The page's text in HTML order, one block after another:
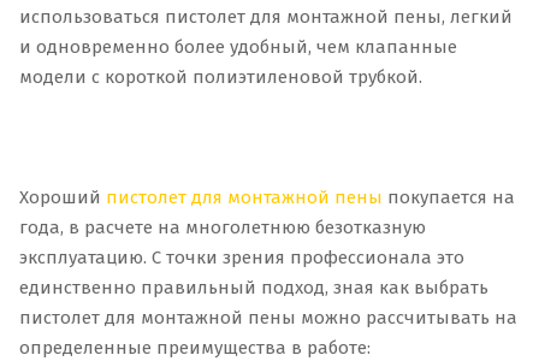
использоваться пистолет для монтажной пены, легкий
и одновременно более удобный, чем клапанные
модели с короткой полиэтиленовой трубкой.
Хороший пистолет для монтажной пены покупается на
года, в расчете на многолетнюю безотказную
эксплуатацию. С точки зрения профессионала это
единственно правильный подход, зная как выбрать
пистолет для монтажной пены можно рассчитывать на
определенные преимущества в работе: